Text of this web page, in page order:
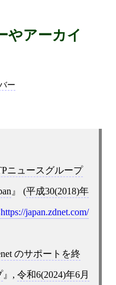
やアーカイ
ー
ニュースグループ
(平成30(2018)年
https://japan.zdnet.com/
のサポートを終
, 令和6(2024)年6月